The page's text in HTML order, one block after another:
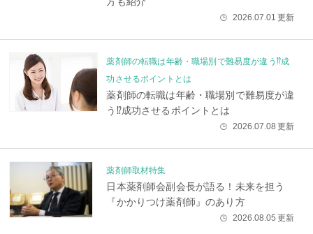
🕒 2026.07.01 更新
薬剤師の転職は年齢・職場別で難易度が違う⁉成
功させるポイントとは
薬剤師の転職は年齢・職場別で難易度が違
う⁉成功させるポイントとは
🕒 2026.07.08 更新
薬剤師取材特集
日本薬剤師会副会長が語る！未来を担う
『かかりつけ薬剤師』のあり方
🕒 2026.08.05 更新